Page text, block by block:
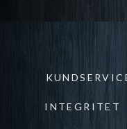
INTEGRITET